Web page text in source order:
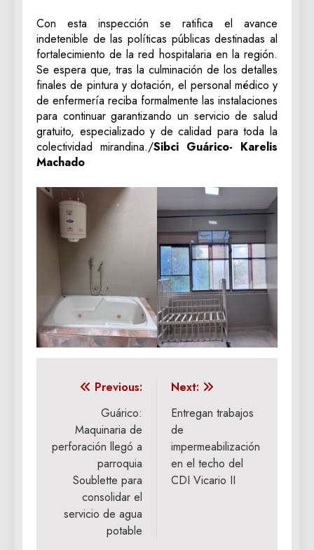
Con esta inspección se ratifica el avance
indetenible de las políticas públicas destinadas al
fortalecimiento de la red hospitalaria en la región.
Se espera que, tras la culminación de los detalles
finales de pintura y dotación, el personal médico y
de enfermería reciba formalmente las instalaciones
para continuar garantizando un servicio de salud
gratuito, especializado y de calidad para toda la
colectividad mirandina./Sibci Guárico- Karelis
Machado
Navegación
entradas
Previous:
Guárico:
Maquinaria de
perforación llegó a
parroquia
Soublette para
consolidar el
servicio de agua
potable
Next:
Entregan trabajos
de
impermeabilización
en el techo del
CDI Vicario II